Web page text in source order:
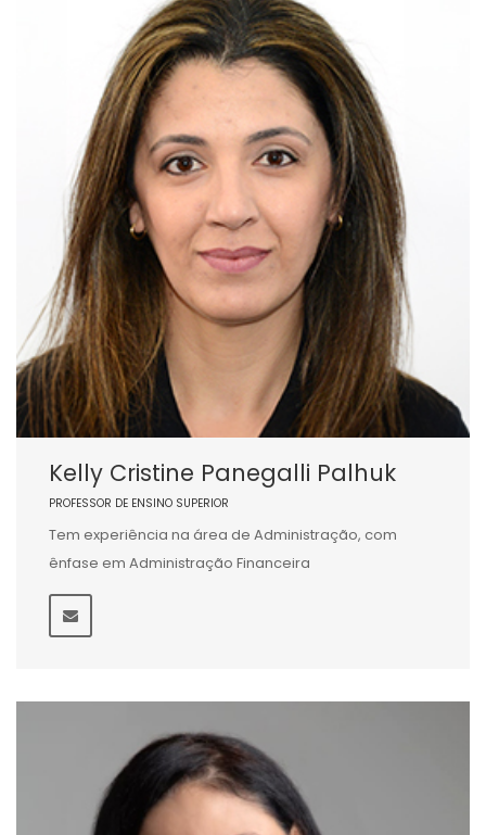
Kelly Cristine Panegalli Palhuk
PROFESSOR DE ENSINO SUPERIOR
Tem experiência na área de Administração, com
ênfase em Administração Financeira